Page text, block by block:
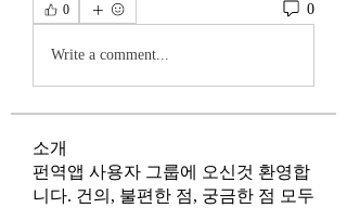
0 0
Write a comment...
소개
펀역앱 사용자 그룹에 오신것 환영합
니다. 건의, 불편한 점, 궁금한 점 모두